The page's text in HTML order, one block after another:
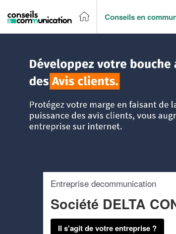
Conseils en
Entreprise decommunication
Société DELTA
Il s'agit de votre entreprise ?